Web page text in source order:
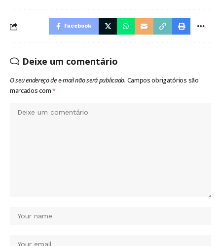
Facebook
Deixe um comentário
O seu endereço de e-mail não será publicado. Campos obrigatórios são
marcados com*